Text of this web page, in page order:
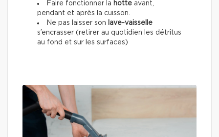
Faire fonctionner la hotte avant,
pendant et après la cuisson.
Ne pas laisser son
lave-vaisselle
s’encrasser (retirer au quotidien les détritus
au fond et sur les surfaces)